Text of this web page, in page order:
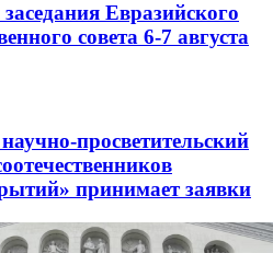
Евразийского
совета 6-7 августа
просветительский
принимает заявки